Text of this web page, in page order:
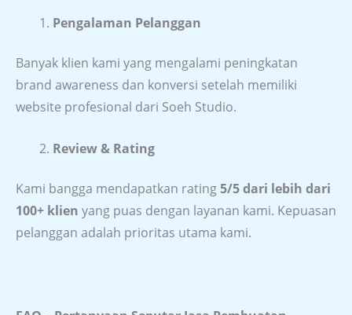
Pengalaman Pelanggan
Banyak klien kami yang mengalami peningkatan
brand awareness dan konversi setelah memiliki
website profesional dari Soeh Studio.
Review & Rating
Kami bangga mendapatkan rating5/5 dari lebih dari
100+ klien yang puas dengan layanan kami. Kepuasan
pelanggan adalah prioritas utama kami.